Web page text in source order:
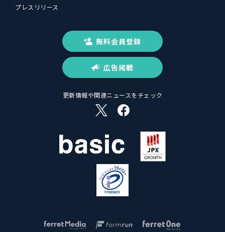
プレスリリース
無料会員登録
広告掲載
更新情報や関連ニュースをチェック